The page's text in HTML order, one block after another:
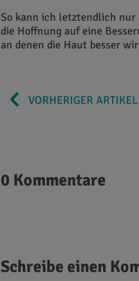
So kann ich letztendlich nur
die Hoffnung auf eine
an denen die Haut besser
VORHERIGER ARTIKEL
0 Kommentare
Schreibe einen